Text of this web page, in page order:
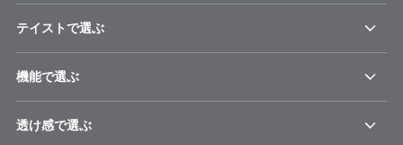
テイストで選ぶ
機能で選ぶ
透け感で選ぶ